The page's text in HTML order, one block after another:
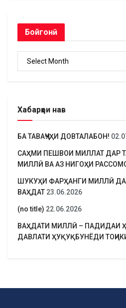
Бойгонӣ
Хабарҳои нав
БА ТАВАҶҶУҲИ ДОВТАЛАБОН!
САҲМИ ПЕШВОИ МИЛЛАТ ДАР
МИЛЛӢ ВА АЗ НИГОҲИ
ШУКУҲИ ФАРҲАНГИ МИЛЛӢ
ВАҲДАТ 23.06.2026
(no title) 22.06.2026
ВАҲДАТИ МИЛЛӢ – ПАДИДАИ
ДАВЛАТИ ҲУҚУҚБУНЁДИ